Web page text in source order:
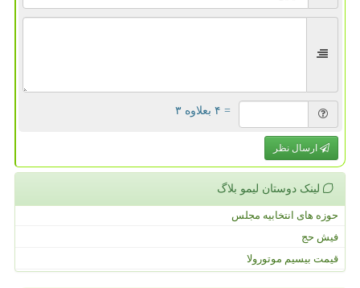
= ۴ بعلاوه ۳
ارسال نظر
لینک دوستان لیمو بلاگ
حوزه های انتخابیه مجلس
فیش حج
قیمت بیسیم موتورولا